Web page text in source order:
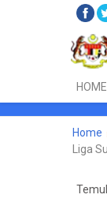
HOME
Home
Liga